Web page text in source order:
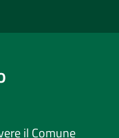
il Comune